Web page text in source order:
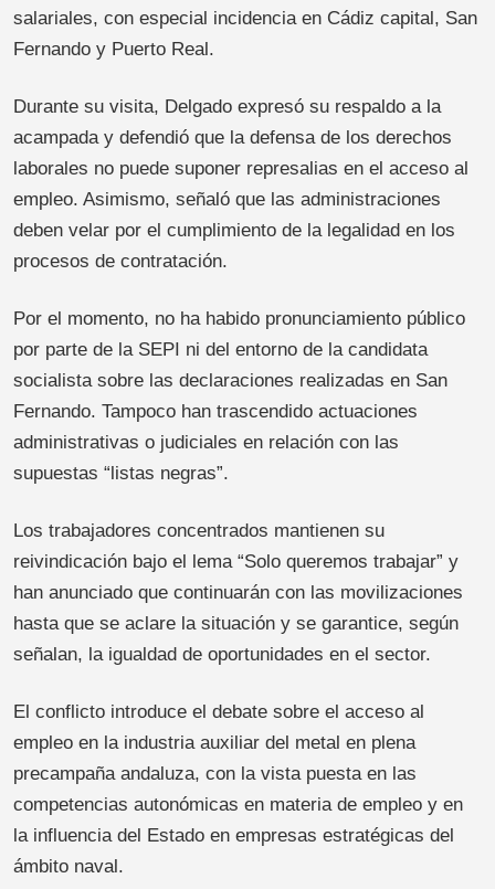
salariales, con especial incidencia en Cádiz capital, San
Fernando y Puerto Real.
Durante su visita, Delgado expresó su respaldo a la
acampada y defendió que la defensa de los derechos
laborales no puede suponer represalias en el acceso al
empleo. Asimismo, señaló que las administraciones
deben velar por el cumplimiento de la legalidad en los
procesos de contratación.
Por el momento, no ha habido pronunciamiento público
por parte de la SEPI ni del entorno de la candidata
socialista sobre las declaraciones realizadas en San
Fernando. Tampoco han trascendido actuaciones
administrativas o judiciales en relación con las
supuestas “listas negras”.
Los trabajadores concentrados mantienen su
reivindicación bajo el lema “Solo queremos trabajar” y
han anunciado que continuarán con las movilizaciones
hasta que se aclare la situación y se garantice, según
señalan, la igualdad de oportunidades en el sector.
El conflicto introduce el debate sobre el acceso al
empleo en la industria auxiliar del metal en plena
precampaña andaluza, con la vista puesta en las
competencias autonómicas en materia de empleo y en
la influencia del Estado en empresas estratégicas del
ámbito naval.